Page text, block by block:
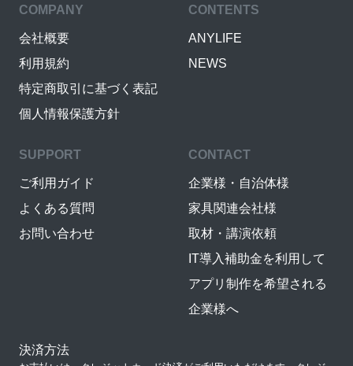
COMPANY
会社概要
利用規約
特定商取引に基づく表記
個人情報保護方針
CONTENTS
ANYLIFE
NEWS
SUPPORT
ご利用ガイド
よくある質問
お問い合わせ
CONTACT
企業様・自治体様
家具関連会社様
取材・講演依頼
IT導入補助金を利用して
アプリ制作を希望される
企業様へ
決済方法